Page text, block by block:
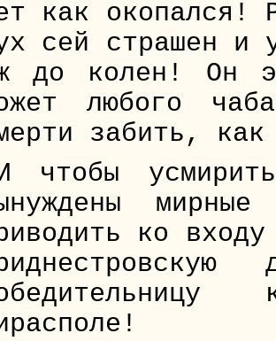
как окопался!
сей страшен и
до колен! Он
любого
забить,
чтобы
ко